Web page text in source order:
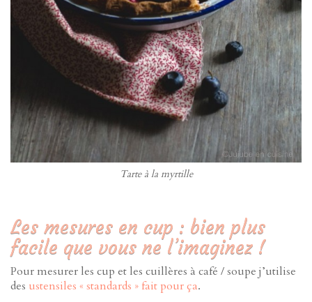
Tarte à la myrtille
Les mesures en cup : bien plus
facile que vous ne l’imaginez !
Pour mesurer les cup et les cuillères à café / soupe j’utilise
des ustensiles « standards » fait pour ça.